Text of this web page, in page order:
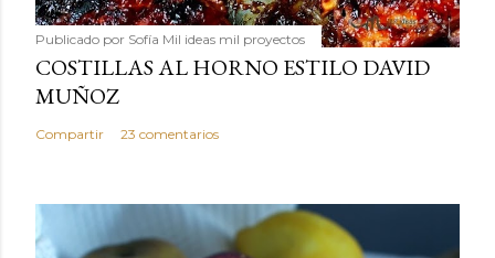
Publicado por Sofía Mil ideas mil proyectos
COSTILLAS AL HORNO ESTILO DAVID
MUÑOZ
Compartir 23 comentarios